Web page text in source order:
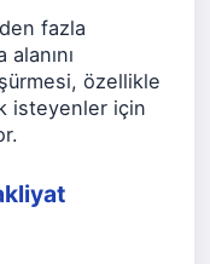
fazla
özellikle
isteyenler için